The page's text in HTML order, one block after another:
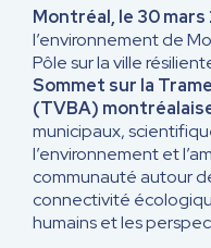
Montréal, le 30 mars
l’environnement de
Pôle sur la ville
Sommet sur la
(TVBA)
municipaux,
l’environnement et
communauté autour
connectivité
humains et les